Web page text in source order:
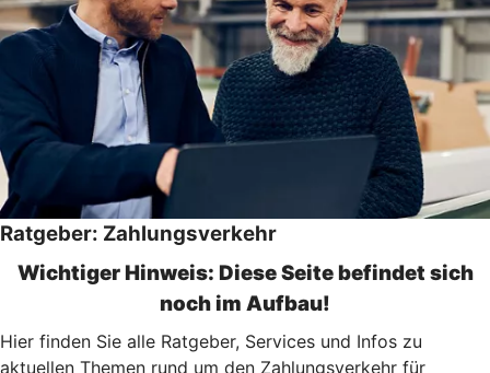
Ratgeber: Zahlungsverkehr
Wichtiger Hinweis: Diese Seite befindet sich
noch im Aufbau!
Hier finden Sie alle Ratgeber, Services und Infos zu
aktuellen Themen rund um den Zahlungsverkehr für